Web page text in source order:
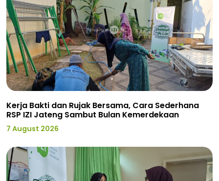
Kerja Bakti dan Rujak Bersama, Cara Sederhana
RSP IZI Jateng Sambut Bulan Kemerdekaan
7 August 2026